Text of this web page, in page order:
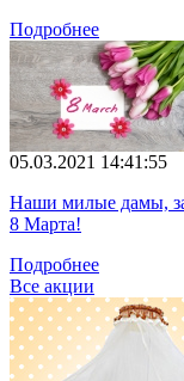
Подробнее
05.03.2021 14:41:55
Наши милые дамы,
8 Марта!
Подробнее
Все акции